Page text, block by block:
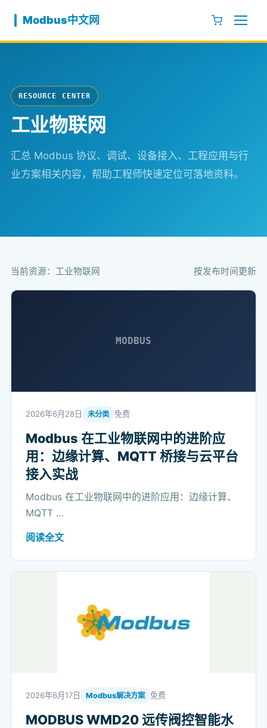
Modbus中文网
RESOURCE CENTER
工业物联网
汇总 Modbus 协议、调试、设备接入、工程应用与行
业方案相关内容，帮助工程师快速定位可落地资料。
当前资源：工业物联网 按发布时间更新
MODBUS
2026年6月28日 未分类 免费
Modbus 在工业物联网中的进阶应
用：边缘计算、MQTT 桥接与云平台
接入实战
Modbus 在工业物联网中的进阶应用：边缘计算、
MQTT ...
阅读全文
2026年6月17日 Modbus解决方案 免费
MODBUS WMD20 远传阀控智能水